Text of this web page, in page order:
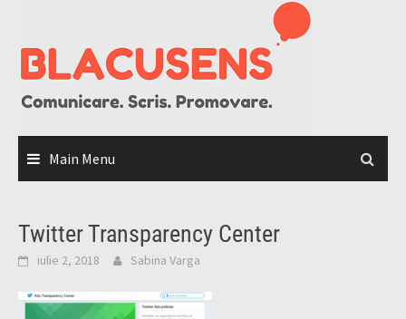
content
Main Menu
Twitter Transparency Center
iulie 2, 2018 Sabina Varga